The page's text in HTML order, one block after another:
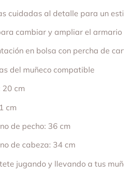
cuidadas al detalle para un
cambiar y ampliar el armario
en bolsa con percha de
del muñeco compatible
20 cm
cm
de pecho: 36 cm
de cabeza: 34 cm
jugando y llevando a tus